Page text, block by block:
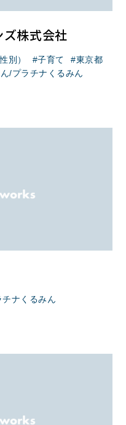
株式会社
別） 子育て
東京都
/プラチナくるみん
チナくるみん